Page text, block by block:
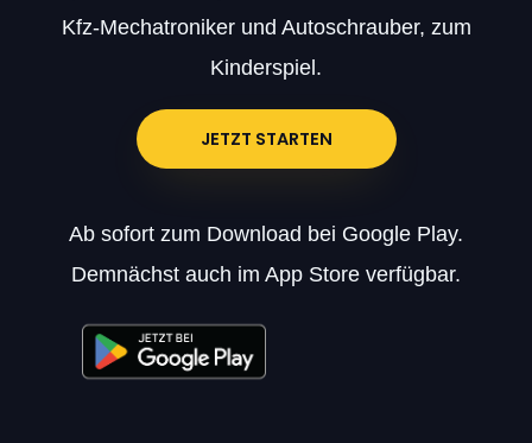
Kfz-Mechatroniker und Autoschrauber, zum
Kinderspiel.
JETZT STARTEN
Ab sofort zum Download bei Google Play.
Demnächst auch im App Store verfügbar.